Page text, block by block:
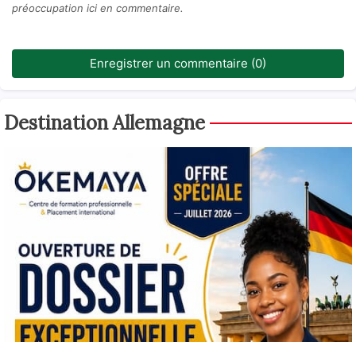
préoccupation ici en commentaire.
Enregistrer un commentaire (0)
Destination Allemagne